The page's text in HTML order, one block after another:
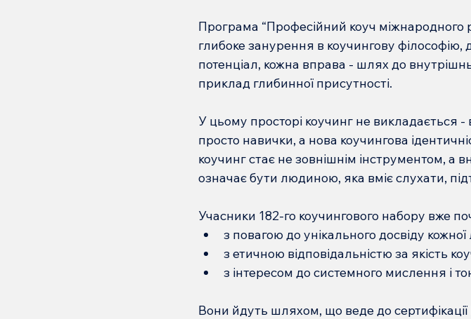
Програма “Професійний коуч міжнародного
глибоке занурення в коучингову філософію,
потенціал, кожна вправа - шлях до
приклад глибинної присутності.
У цьому просторі коучинг не викладається
просто навички, а нова коучингова
коучинг стає не зовнішнім інструментом, а
означає бути людиною, яка вміє слухати,
Учасники 182-го коучингового набору вже
з повагою до унікального досвіду
з етичною відповідальністю за якість
з інтересом до системного мислення і
Вони йдуть шляхом, що веде до